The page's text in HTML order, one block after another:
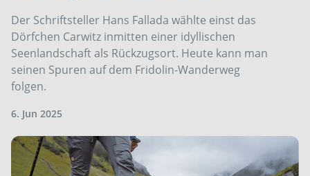
Der Schriftsteller Hans Fallada wählte einst das
Dörfchen Carwitz inmitten einer idyllischen
Seenlandschaft als Rückzugsort. Heute kann man
seinen Spuren auf dem Fridolin-Wanderweg
folgen.
6. Jun 2025